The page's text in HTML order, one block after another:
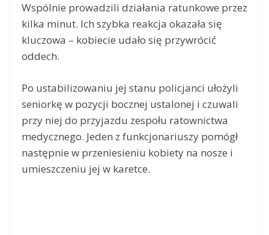
Wspólnie prowadzili działania ratunkowe przez
kilka minut. Ich szybka reakcja okazała się
kluczowa – kobiecie udało się przywrócić
oddech.
Po ustabilizowaniu jej stanu policjanci ułożyli
seniorkę w pozycji bocznej ustalonej i czuwali
przy niej do przyjazdu zespołu ratownictwa
medycznego. Jeden z funkcjonariuszy pomógł
następnie w przeniesieniu kobiety na nosze i
umieszczeniu jej w karetce.